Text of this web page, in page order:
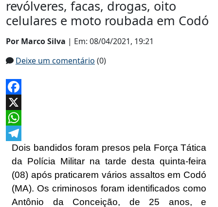
revólveres, facas, drogas, oito
celulares e moto roubada em Codó
Por Marco Silva | Em: 08/04/2021, 19:21
Deixe um comentário (0)
Facebook
X
WhatsApp
Telegram
Dois bandidos foram presos pela Força Tática
da Polícia Militar na tarde desta quinta-feira
(08) após praticarem vários assaltos em Codó
(MA). Os criminosos foram identificados como
Antônio da Conceição, de 25 anos, e